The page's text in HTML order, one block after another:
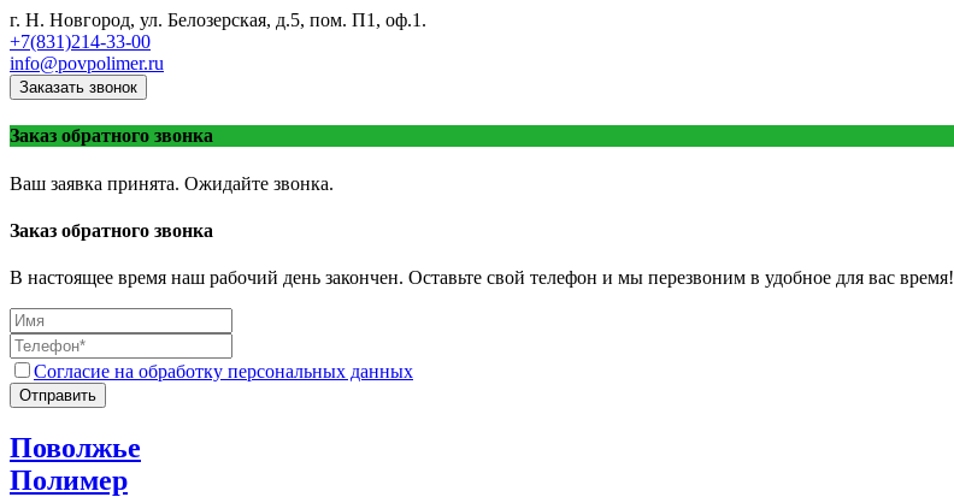
г. Н. Новгород, ул. Белозерская, д.5, пом. П1, оф.1.
+7(831)214-33-00
info@povpolimer.ru
Заказать звонок
Заказ обратного звонка
Ваш заявка принята. Ожидайте звонка.
Заказ обратного звонка
В настоящее время наш рабочий день закончен. Оставьте свой телефон и мы перезвоним в удобное для вас время!
Согласие на обработку персональных данных
Отправить
Поволжье
Полимер